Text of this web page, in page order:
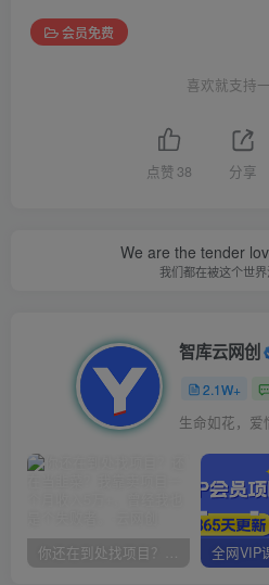
会员免费
喜欢就支持
点赞 38 分享
We are the tender
我们都在被这个世
智库云网创
2.1W+
生命如花，爱
你还在到处找项目？还在当韭菜？我靠卖项目一个月收入5万+，曾经我也是个失败者。